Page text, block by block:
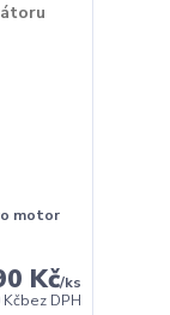
motor
Kč/ks
Kčbez DPH